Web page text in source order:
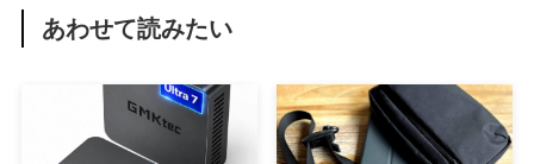
あわせて読みたい